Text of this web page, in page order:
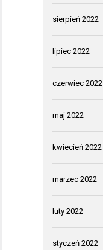
sierpień 2022
lipiec 2022
czerwiec 2022
maj 2022
kwiecień 2022
marzec 2022
luty 2022
styczeń 2022